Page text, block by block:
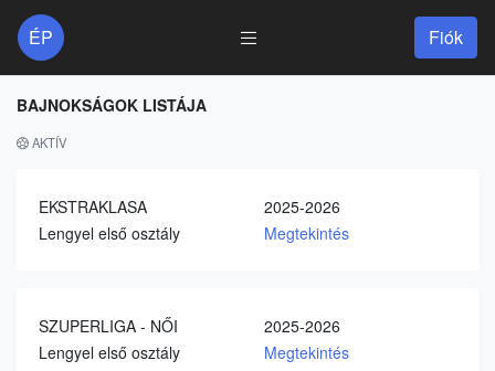
ÉP Fiók
BAJNOKSÁGOK LISTÁJA
AKTÍV
EKSTRAKLASA
2025-2026
Lengyel első osztály
Megtekintés
SZUPERLIGA - NŐI
2025-2026
Lengyel első osztály
Megtekintés